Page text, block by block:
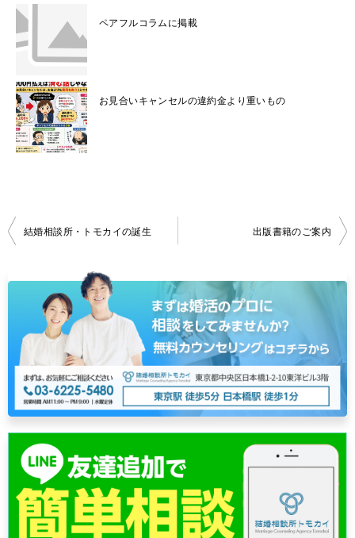
ペアフルコラムに掲載
お見合いキャンセルの違約金より重いもの
投
ナ
ー
ョ
ン
結婚相談所・トモカイの誕生 出版書籍のご案内